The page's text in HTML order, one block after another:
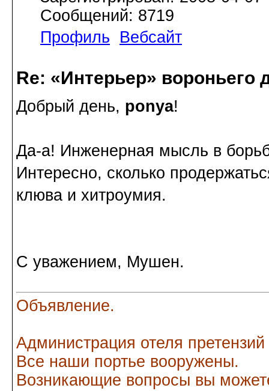
Сообщений: 8719
Профиль
Вебсайт
Re: «Интерьер» вороньего
Добрый день, ponya!
Да-а! Инженерная мысль в
Интересно, сколько
клюва и хитроумия.
С уважением, Мушен.
Объявление.
Администрация отеля
Все наши портье вооружены.
Возникающие вопросы вы